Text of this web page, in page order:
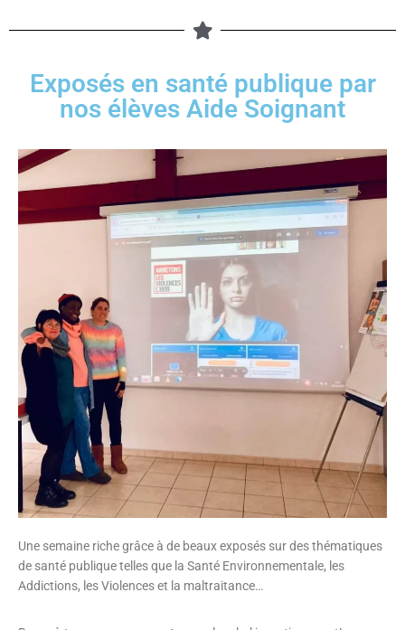
Exposés en santé publique par
nos élèves Aide Soignant
Une semaine riche grâce à de beaux exposés sur des thématiques
de santé publique telles que la Santé Environnementale, les
Addictions, les Violences et la maltraitance…